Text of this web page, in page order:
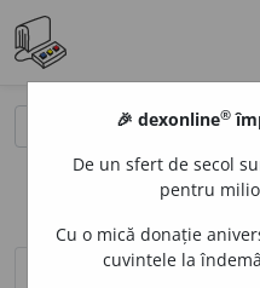
definiții (1) pronunție
🎉 dexonline®
De un sfert de secol
pentru
Cu o mică donație
cuvintele la